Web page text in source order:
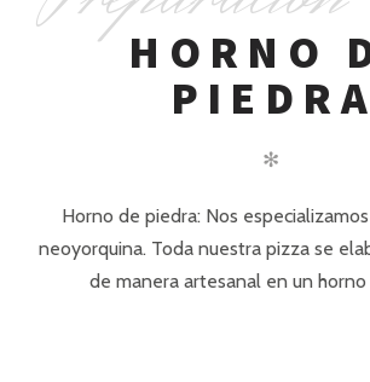
HORNO
PIEDRA
✻
Horno de piedra: Nos
neoyorquina. Toda nuestra pizza se
de manera artesanal en un